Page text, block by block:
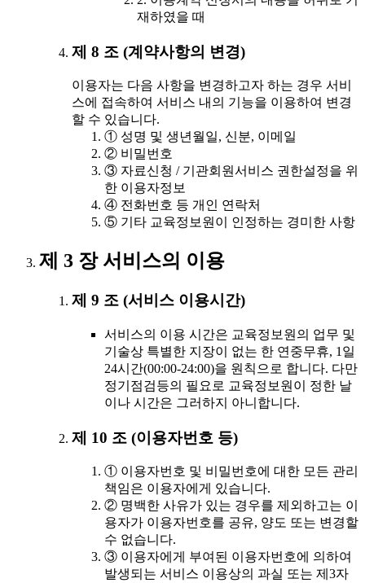
재하였을 때
제 8 조 (계약사항의 변경)
이용자는 다음 사항을 변경하고자 하는 경우 서비
스에 접속하여 서비스 내의 기능을 이용하여 변경
할 수 있습니다.
① 성명 및 생년월일, 신분, 이메일
② 비밀번호
③ 자료신청 / 기관회원서비스 권한설정을 위
한 이용자정보
④ 전화번호 등 개인 연락처
⑤ 기타 교육정보원이 인정하는 경미한 사항
제 3 장 서비스의 이용
제 9 조 (서비스 이용시간)
서비스의 이용 시간은 교육정보원의 업무 및
기술상 특별한 지장이 없는 한 연중무휴, 1일
24시간(00:00-24:00)을 원칙으로 합니다. 다만
정기점검등의 필요로 교육정보원이 정한 날
이나 시간은 그러하지 아니합니다.
제 10 조 (이용자번호 등)
① 이용자번호 및 비밀번호에 대한 모든 관리
책임은 이용자에게 있습니다.
② 명백한 사유가 있는 경우를 제외하고는 이
용자가 이용자번호를 공유, 양도 또는 변경할
수 없습니다.
③ 이용자에게 부여된 이용자번호에 의하여
발생되는 서비스 이용상의 과실 또는 제3자